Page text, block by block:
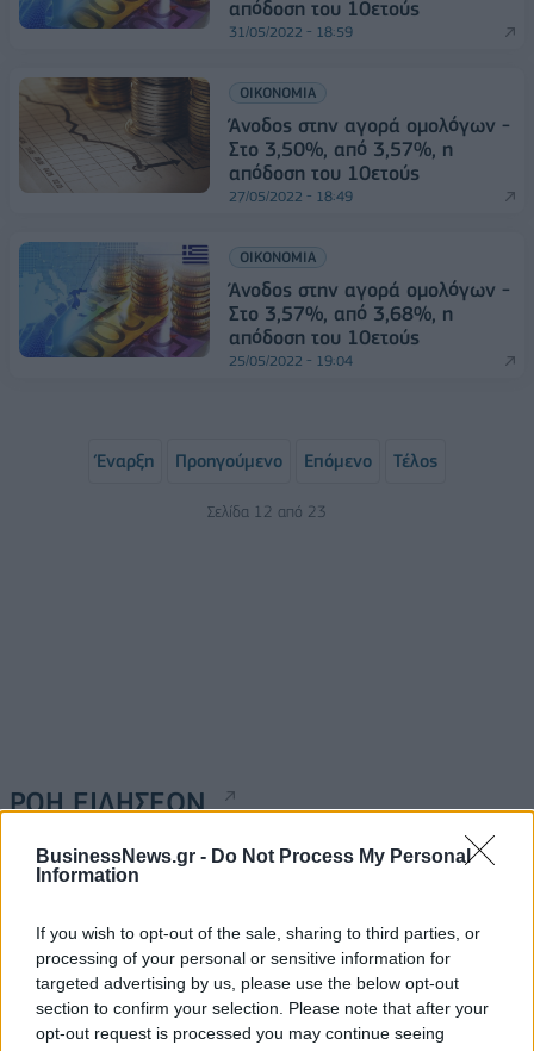
BusinessNews.gr - Do Not Process My Personal
Information
If you wish to opt-out of the sale, sharing to third parties, or
processing of your personal or sensitive information for
targeted advertising by us, please use the below opt-out
section to confirm your selection. Please note that after your
opt-out request is processed you may continue seeing
απόδοση του 10ετούς
31/05/2022 - 18:59
ΟΙΚΟΝΟΜΙΑ
Άνοδος στην αγορά ομολόγων -
Στο 3,50%, από 3,57%, η
απόδοση του 10ετούς
27/05/2022 - 18:49
ΟΙΚΟΝΟΜΙΑ
Άνοδος στην αγορά ομολόγων -
Στο 3,57%, από 3,68%, η
απόδοση του 10ετούς
25/05/2022 - 19:04
Έναρξη Προηγούμενο Επόμενο Τέλος
Σελίδα 12 από 23
ΡΟΗ ΕΙΔΗΣΕΩΝ
Κορυφώνεται η έξοδος του Αυγούστου – Πάνω από
λιμάνια της Αττικής
08/08/2026 - 14:30 ΕΛΛΑΔΑ
Δυτική Αττική: Η επόμενη ημέρα μετά τις πυρκαγιές
– Τα έργα Antinero και η «μάχη» πριν από τις